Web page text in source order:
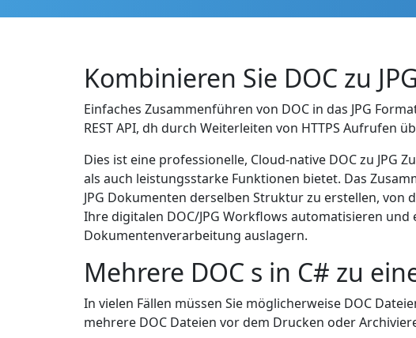
Kombinieren Sie DOC zu
Einfaches Zusammenführen von DOC in das JPG
REST API, dh durch Weiterleiten von HTTPS Aufrufen
Dies ist eine professionelle, Cloud-native DOC zu
als auch leistungsstarke Funktionen bietet. Das
JPG Dokumenten derselben Struktur zu erstellen,
Ihre digitalen DOC/JPG Workflows automatisieren
Dokumentenverarbeitung auslagern.
Mehrere DOC s in C# zu
In vielen Fällen müssen Sie möglicherweise DOC
mehrere DOC Dateien vor dem Drucken oder